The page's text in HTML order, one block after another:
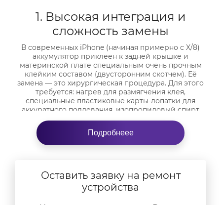
1. Высокая интеграция и
сложность замены
В современных iPhone (начиная примерно с X/8)
аккумулятор приклеен к задней крышке и
материнской плате специальным очень прочным
клейким составом (двусторонним скотчем). Её
замена — это хирургическая процедура. Для этого
требуется: нагрев для размягчения клея,
специальные пластиковые карты-лопатки для
аккуратного поддевания, изопропиловый спирт
для растворения остатков клея. При неаккуратной
попытке вытащить батарею её можно пробить или
повредить дисплейный модуль или другие
компоненты, что приведет к дорогостоящему
2. Контроллер и калибровка
В каждом оригинальном аккумуляторе Apple есть
Подробнеее
Оставить заявку на ремонт
устройства